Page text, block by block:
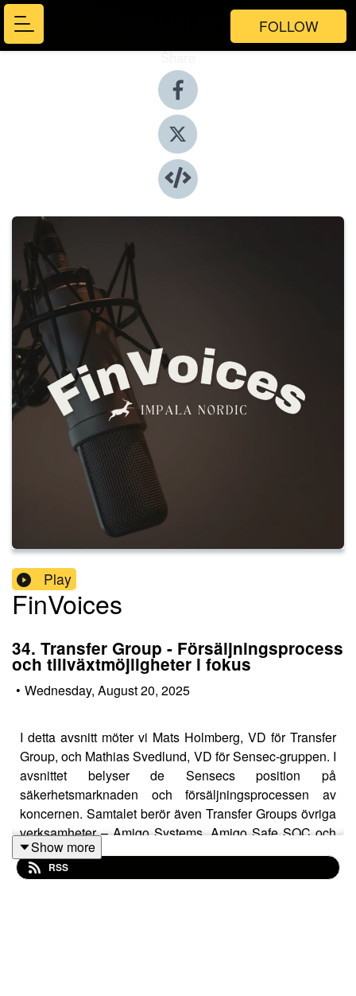
FOLLOW
Share
Play
FinVoices
34. Transfer Group - Försäljningsprocess
och tillväxtmöjligheter i fokus
• Wednesday, August 20, 2025
I detta avsnitt möter vi Mats Holmberg, VD för Transfer
Group, och Mathias Svedlund, VD för Sensec-gruppen. I
avsnittet belyser de Sensecs position på
säkerhetsmarknaden och försäljningsprocessen av
koncernen. Samtalet berör även Transfer Groups övriga
verksamheter – Amigo Systems, Amigo Safe SOC och
Altum Security, samt vilka möjligheter och utmaningar
som väntar framåt.
Show more
RSS